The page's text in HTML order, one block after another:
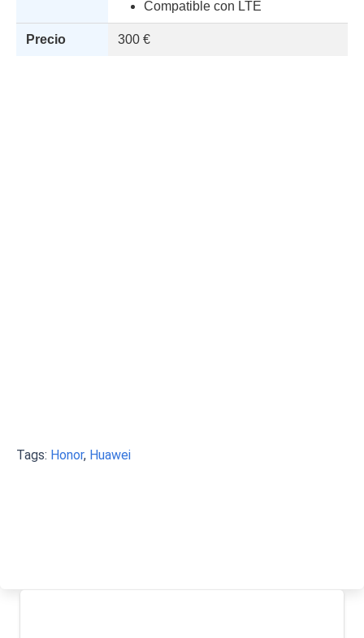
Compatible con LTE
Precio 300 €
Tags: Honor, Huawei